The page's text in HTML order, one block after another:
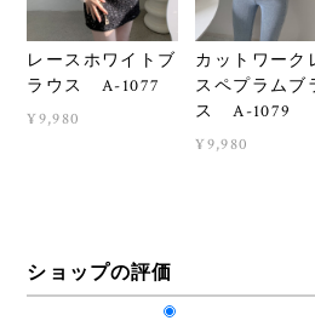
レースホワイトブ
ラウス A-1077
¥9,980
カットワーク
スペプラムブ
ス A-1079
¥9,980
ショップの評価